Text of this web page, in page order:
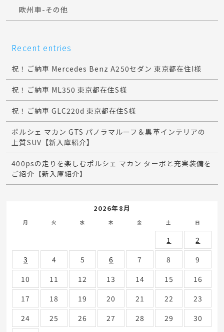
欧州車-その他
Recent entries
祝！ご納車 Mercedes Benz A250セダン 東京都在住I様
祝！ご納車 ML350 東京都在住S様
祝！ご納車 GLC220d 東京都在住S様
ポルシェ マカン GTS パノラマルーフ＆黒革インテリアの
上質SUV【新入庫紹介】
400psの走りを楽しむポルシェ マカン ターボと充実装備を
ご紹介【新入庫紹介】
2026年8月
月 火 水 木 金 土 日
1
2
3
4 5 6 7 8
9
10
11 12 13 14 15
16
17
18 19 20 21 22
23
24
25 26 27 28 29
30